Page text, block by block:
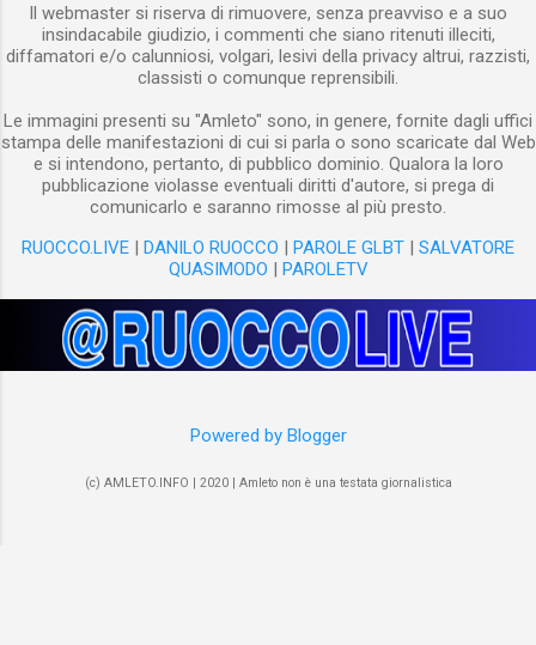
Il webmaster si riserva di rimuovere, senza preavviso e a suo
insindacabile giudizio, i commenti che siano ritenuti illeciti,
diffamatori e/o calunniosi, volgari, lesivi della privacy altrui, razzisti,
classisti o comunque reprensibili.
Le immagini presenti su "Amleto" sono, in genere, fornite dagli uffici
stampa delle manifestazioni di cui si parla o sono scaricate dal Web
e si intendono, pertanto, di pubblico dominio. Qualora la loro
pubblicazione violasse eventuali diritti d'autore, si prega di
comunicarlo e saranno rimosse al più presto.
RUOCCO.LIVE | DANILO RUOCCO | PAROLE GLBT | SALVATORE
QUASIMODO | PAROLETV
Powered by Blogger
(c) AMLETO.INFO | 2020 | Amleto non è una testata giornalistica